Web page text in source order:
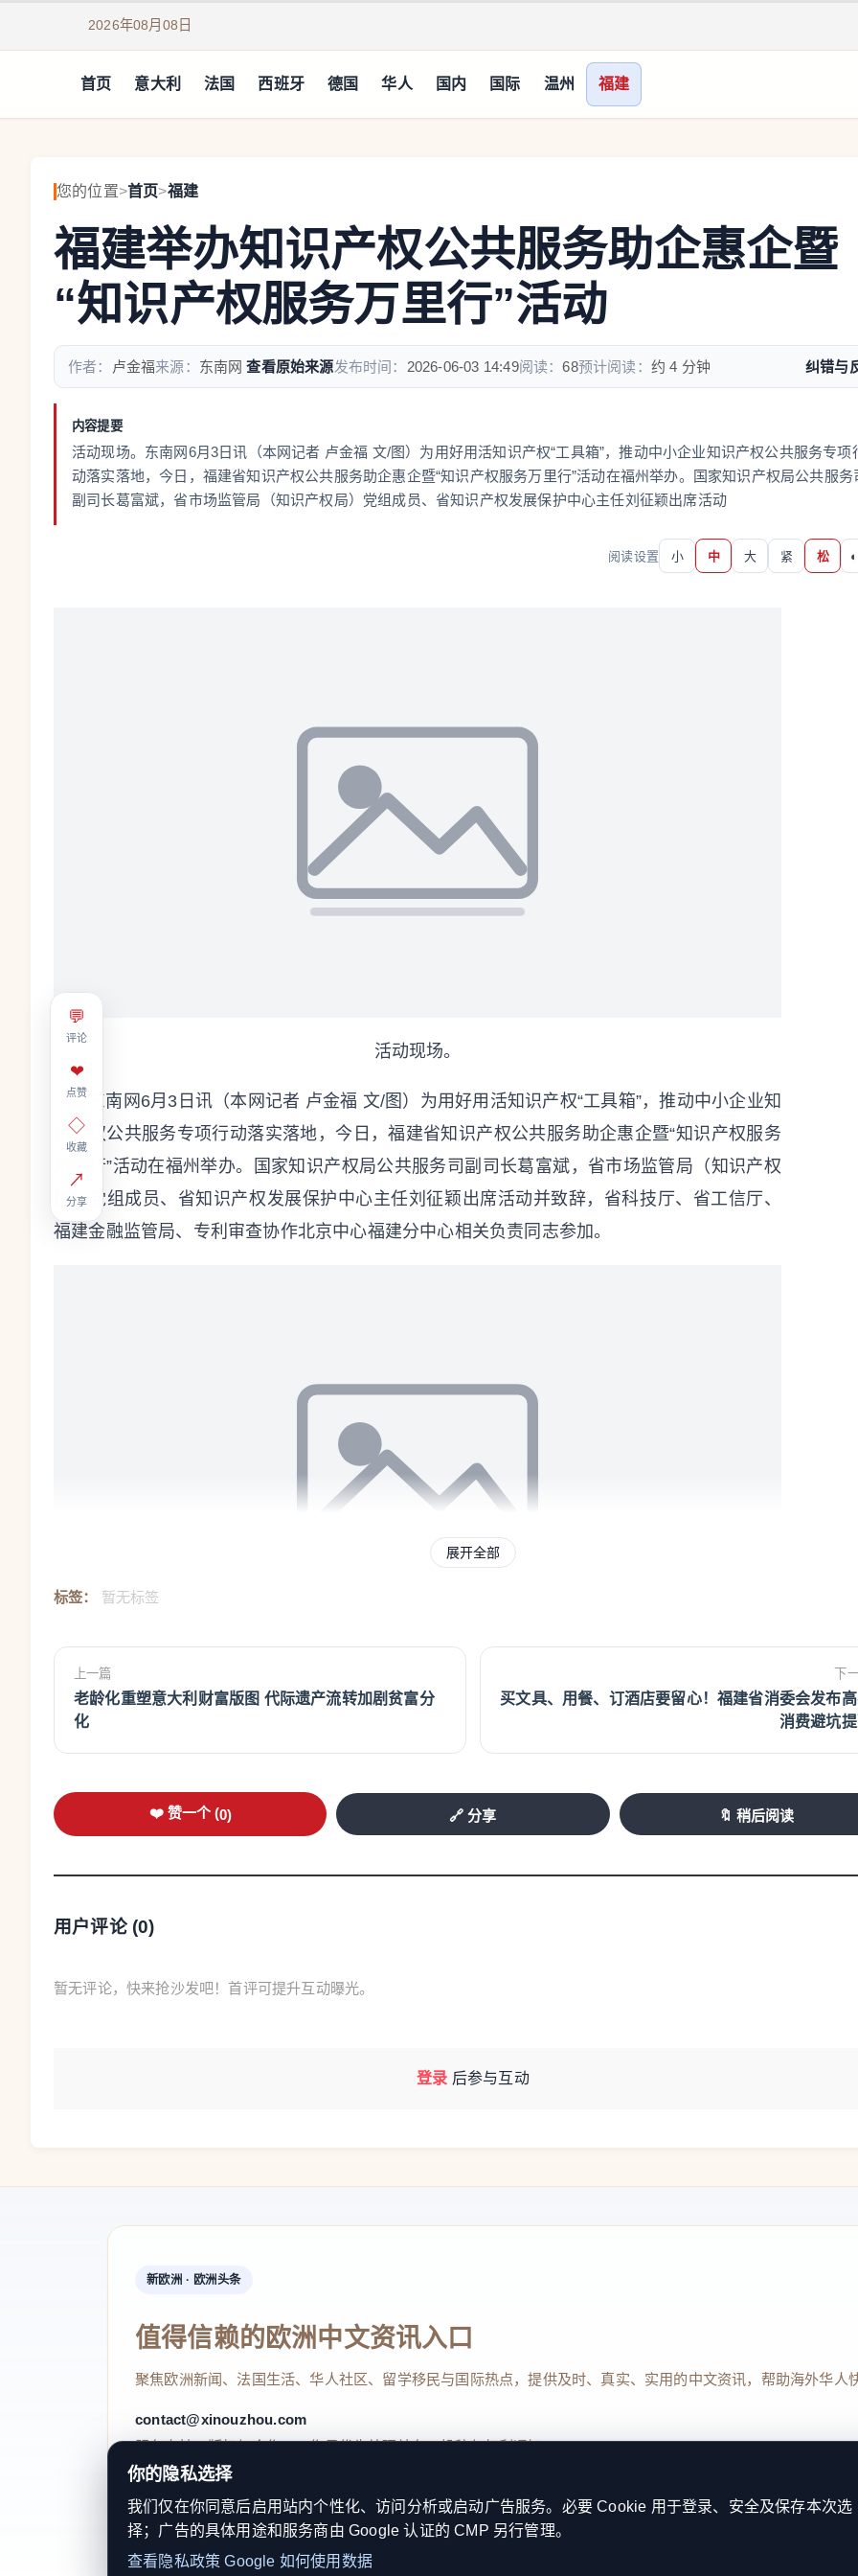
2026年08月08日
首页 意大利 法国 西班牙 德国 华人 国内 国际 温州 福建
您的位置>首页>福建
福建举办知识产权公共服务助企惠企暨
“知识产权服务万里行”活动
作者： 卢金福来源： 东南网 查看原始来源发布时间： 2026-06-03 14:49阅读：68预计阅读： 约 4 分钟 纠错与
内容提要
活动现场。东南网6月3日讯（本网记者 卢金福 文/图）为用好用活知识产权“工具箱”，推动中小企业知识产权公共服务专项
动落实落地，今日，福建省知识产权公共服务助企惠企暨“知识产权服务万里行”活动在福州举办。国家知识产权局公共服务
副司长葛富斌，省市场监管局（知识产权局）党组成员、省知识产权发展保护中心主任刘征颖出席活动
阅读设置 小 中 大 紧 松 ◐
💬
评论
❤
点赞
◇
收藏
↗
分享
活动现场。
东南网6月3日讯（本网记者 卢金福 文/图）为用好用活知识产权“工具箱”，推动中小企业知
识产权公共服务专项行动落实落地，今日，福建省知识产权公共服务助企惠企暨“知识产权服务
万里行”活动在福州举办。国家知识产权局公共服务司副司长葛富斌，省市场监管局（知识产权
局）党组成员、省知识产权发展保护中心主任刘征颖出席活动并致辞，省科技厅、省工信厅、
福建金融监管局、专利审查协作北京中心福建分中心相关负责同志参加。
启动仪式。
活动现场发布了福建省《知识产权全链条公共服务规范》，与国家知识产权局公共服务
司、省工信厅分别作了中小企业知识产权公共服务专项行动、支持专精特新中小企业发展有关
政策解读，专利审查协作北京中心福建分中心介绍了知识产权公共服务支撑关键核心技术攻关
葛富斌在致辞中指出，知识产权作为创新发展的核心要素和制度保障，是中小企业提升核
家部署、立足地方实际，在知识产权公共服务领域先行先试、亮点突出，打造“知创福建”平台
续勇挑重担，发挥引领示范作用，进一步推动公共服务资源向县域、园区、中小企业下沉，用
刘征颖表示，知识产权是创新发展的“生命线”，也是中小企业转型升级的“金钥匙”，本次活
动的启动，是全省深化知识产权公共服务的新起点。全省市场监管（知识产权）系统要持续聚
焦创新发展需求，整合服务资源，优化服务供给，创新服务模式，以服务国家战略科技力量、
中小企业等为重点，组织开展高价值专利培育、产业导航、海外维权等服务需求征集和对接；
推行《知识产权全链条公共服务规范》地方标准，规范化建设“知创福建”等平台，推动知识产权
金融、信息分析、维权保护等服务精准直达企业；充分发挥专利转化运用协同推进机制作用，
加强与科技、工信、金融等部门协作，促进知识产权与科技创新、产业发展深度融合。
展开全部
标签： 暂无标签
上一篇
老龄化重塑意大利财富版图 代际遗产流转加剧贫富分
化
下
买文具、用餐、订酒店要留心！福建省消委会发布
消费避坑
❤️ 赞一个 (0) 🔗 分享 🔖 稍后阅读
用户评论 (0)
暂无评论，快来抢沙发吧！首评可提升互动曝光。
登录 后参与互动
新欧洲 · 欧洲头条
值得信赖的欧洲中文资讯入口
聚焦欧洲新闻、法国生活、华人社区、留学移民与国际热点，提供及时、真实、实用的中文资讯，帮助海外华人
contact@xinouzhou.com
服务支持、版权与合作：工作日优先处理站务、投稿与权利通知
© 2026 新欧洲·欧洲头条. All Rights Reserved. 本网站持续优化内容透明度、联系方式与用户权利说明，以提升品牌
关于我们法律声明 编辑规范日期归档隐私政策
你的隐私选择
我们仅在你同意后启用站内个性化、访问分析或启动广告服务。必要 Cookie 用于登录、安全及保存本次选
择；广告的具体用途和服务商由 Google 认证的 CMP 另行管理。
查看隐私政策 Google 如何使用数据